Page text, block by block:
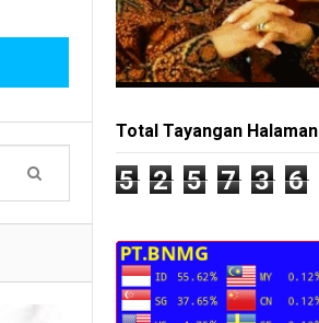
Total Tayangan Halaman
5 2 5 7 3 6